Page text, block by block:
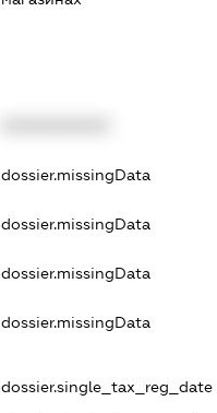
dossier.missingData
dossier.missingData
dossier.missingData
dossier.missingData
dossier.single_tax_reg_date -